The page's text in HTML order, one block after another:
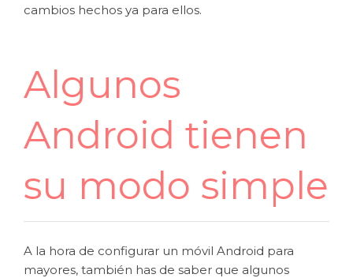
cambios hechos ya para ellos.
Algunos
Android tienen
su modo simple
A la hora de configurar un móvil Android para
mayores, también has de saber que algunos